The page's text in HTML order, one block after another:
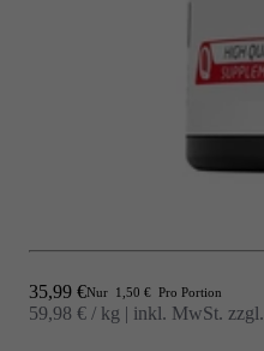
Angebot
35,99 €Nur 1,50 € Pro Portion
59,98 € / kg | inkl. MwSt. zzgl.